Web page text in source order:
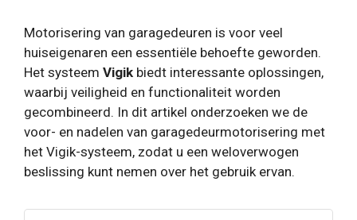
Motorisering van garagedeuren is voor veel
huiseigenaren een essentiële behoefte geworden.
Het systeem Vigik biedt interessante oplossingen,
waarbij veiligheid en functionaliteit worden
gecombineerd. In dit artikel onderzoeken we de
voor- en nadelen van garagedeurmotorisering met
het Vigik-systeem, zodat u een weloverwogen
beslissing kunt nemen over het gebruik ervan.